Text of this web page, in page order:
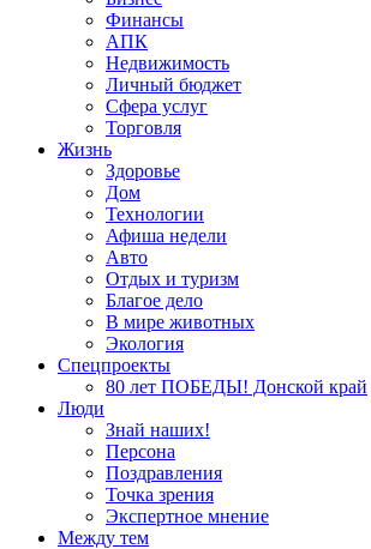
Финансы
АПК
Недвижимость
Личный бюджет
Сфера услуг
Торговля
Жизнь
Здоровье
Дом
Технологии
Афиша недели
Авто
Отдых и туризм
Благое дело
В мире животных
Экология
Спецпроекты
80 лет ПОБЕДЫ! Донской край
Люди
Знай наших!
Персона
Поздравления
Точка зрения
Экспертное мнение
Между тем